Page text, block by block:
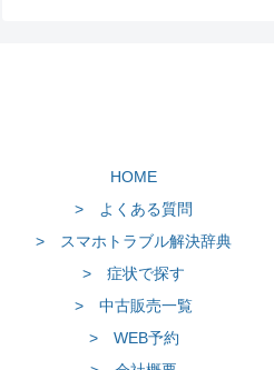
HOME
> よくある質問
> スマホトラブル解決辞典
> 症状で探す
> 中古販売一覧
> WEB予約